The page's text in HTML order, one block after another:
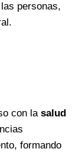
personas,
con la salud
formando